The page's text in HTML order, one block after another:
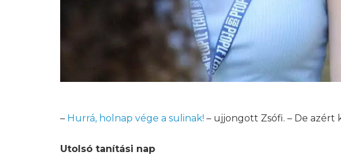
– Hurrá, holnap vége a sulinak! – ujjongott Zsófi. – De azért
Utolsó tanítási nap